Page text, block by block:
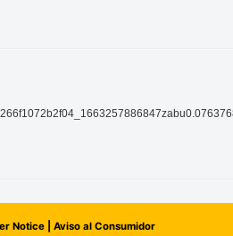
Notice | Aviso al Consumidor